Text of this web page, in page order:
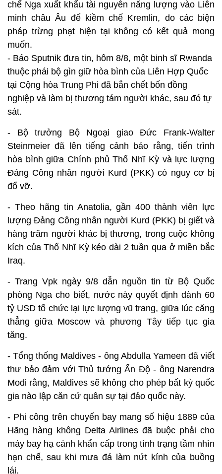
chế Nga xuất khẩu tài nguyên năng lượng vào Liên
minh châu Âu để kiềm chế Kremlin, do các biện
pháp trừng phạt hiện tại không có kết quả mong
muốn.
- Báo Sputnik đưa tin, hôm 8/8, một binh sĩ Rwanda
thuộc phái bộ gìn giữ hòa bình của Liên Hợp Quốc
tại Cộng hòa Trung Phi đã bắn chết bốn đồng
nghiệp và làm bị thương tám người khác, sau đó tự
sát.
- Bộ trưởng Bộ Ngoại giao Đức Frank-Walter
Steinmeier đã lên tiếng cảnh báo rằng, tiến trình
hòa bình giữa Chính phủ Thổ Nhĩ Kỳ và lực lượng
Đảng Công nhân người Kurd (PKK) có nguy cơ bị
đổ vỡ.
- Theo hãng tin Anatolia, gần 400 thành viên lực
lượng Đảng Công nhân người Kurd (PKK) bị giết và
hàng trăm người khác bị thương, trong cuộc không
kích của Thổ Nhĩ Kỳ kéo dài 2 tuần qua ở miền bắc
Iraq.
- Trang Vpk ngày 9/8 dẫn nguồn tin từ Bộ Quốc
phòng Nga cho biết, nước này quyết định dành 60
tỷ USD tổ chức lại lực lượng vũ trang, giữa lúc căng
thẳng giữa Moscow và phương Tây tiếp tục gia
tăng.
- Tổng thống Maldives - ông Abdulla Yameen đã viết
thư bảo đảm với Thủ tướng Ấn Độ - ông Narendra
Modi rằng, Maldives sẽ không cho phép bất kỳ quốc
gia nào lập căn cứ quân sự tại đảo quốc này.
- Phi công trên chuyến bay mang số hiệu 1889 của
Hãng hàng không Delta Airlines đã buộc phải cho
máy bay hạ cánh khẩn cấp trong tình trạng tầm nhìn
hạn chế, sau khi mưa đá làm nứt kính của buồng
lái.